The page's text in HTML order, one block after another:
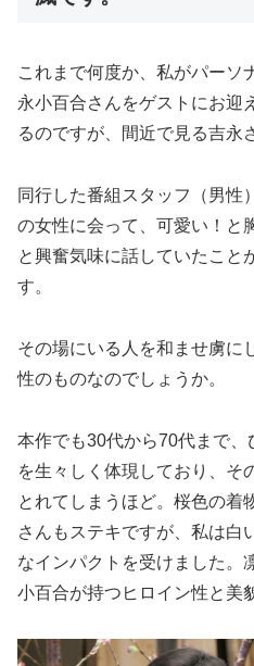
これまで何度か、私がパーソ
永小百合さんをゲストにお迎
るのですが、間近で見る吉永
同行した番組スタッフ（男性
の女性に会って、可愛い！と
と興奮気味に話していたこと
す。
その場にいる人を和ませ虜に
性のものなのでしょうか。
本作でも30代から70代まで
を生々しく体現しており、そ
とれてしまうほど。桜色の着
さんもステキですが、私は白
なインパクトを受けました。
小百合が持つヒロイン性と美